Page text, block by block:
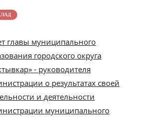
главы муниципального
городского округа
- руководителя
о результатах своей
и деятельности
муниципального